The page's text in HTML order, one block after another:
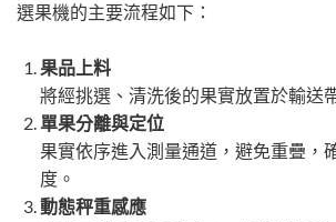
選果機的主要流程如下：
果品上料
將經挑選、清洗後的果實放置於輸送
單果分離與定位
果實依序進入測量通道，避免重疊，
度。
動態秤重感應